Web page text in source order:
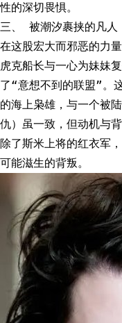
性的深切畏惧。
三、 被潮汐裹挟的凡人
在这股宏大而邪恶的力
虎克船长与一心为妹妹
了“意想不到的联盟”。
的海上枭雄，与一个被
仇）虽一致，但动机与
除了斯米上将的红衣军
可能滋生的背叛。